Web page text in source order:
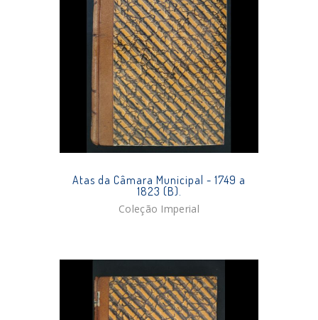
Atas da Câmara Municipal - 1749 a
1823 (B).
Coleção Imperial